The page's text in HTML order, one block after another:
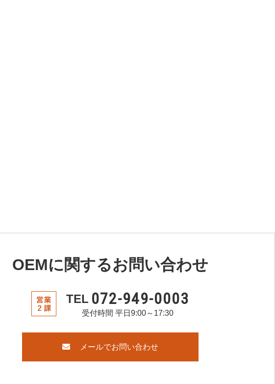
OEMに関するお問い合わせ
TEL 072-949-0003
受付時間 平日9:00～17:30
メールでお問い合わせ